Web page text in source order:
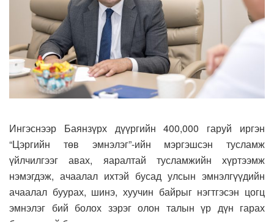
Ингэснээр Баянзүрх дүүргийн 400,000 гаруй иргэн
“Цэргийн төв эмнэлэг”-ийн мэргэшсэн тусламж
үйлчилгээг авах, яаралтай тусламжийн хүртээмж
нэмэгдэж, ачаалал ихтэй бусад улсын эмнэлгүүдийн
ачаалал буурах, шинэ, хуучин байрыг нэгтгэсэн цогц
эмнэлэг бий болох зэрэг олон талын үр дүн гарах